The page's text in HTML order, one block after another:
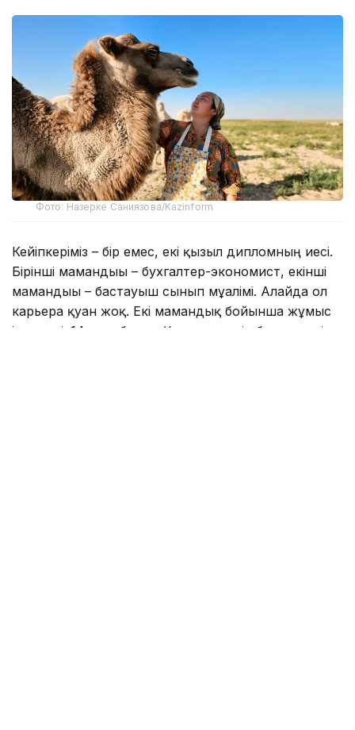
Фото: Назерке Саниязова/Kazinform
Кейіпкеріміз – бір емес, екі қызыл дипломның иесі.
Бірінші мамандығы – бухгалтер-экономист, екінші
мамандығы – бастауыш сынып мұғалімі. Алайда ол
карьера қуған жоқ. Екі мамандық бойынша жұмыс
істемеді. 14 жыл бұрын Қазалыға келін болып түсіп,